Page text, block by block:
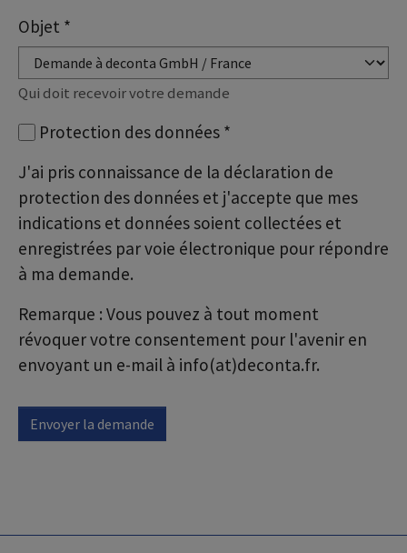
Objet *
Qui doit recevoir votre demande
Protection des données *
J'ai pris connaissance de la déclaration de
protection des données et j'accepte que mes
indications et données soient collectées et
enregistrées par voie électronique pour répondre
à ma demande.
Remarque : Vous pouvez à tout moment
révoquer votre consentement pour l'avenir en
envoyant un e-mail à info(at)deconta.fr.
Envoyer la demande